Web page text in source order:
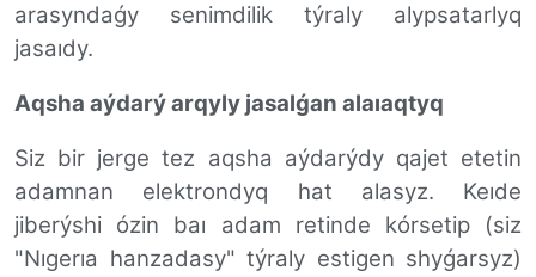
arasyndaǵy senimdilik týraly alypsatarlyq
jasaıdy.
Aqsha aýdarý arqyly jasalǵan alaıaqtyq
Siz bir jerge tez aqsha aýdarýdy qajet etetin
adamnan elektrondyq hat alasyz. Keıde
jiberýshi ózin baı adam retinde kórsetip (siz
"Nıgerıa hanzadasy" týraly estigen shyǵarsyz)